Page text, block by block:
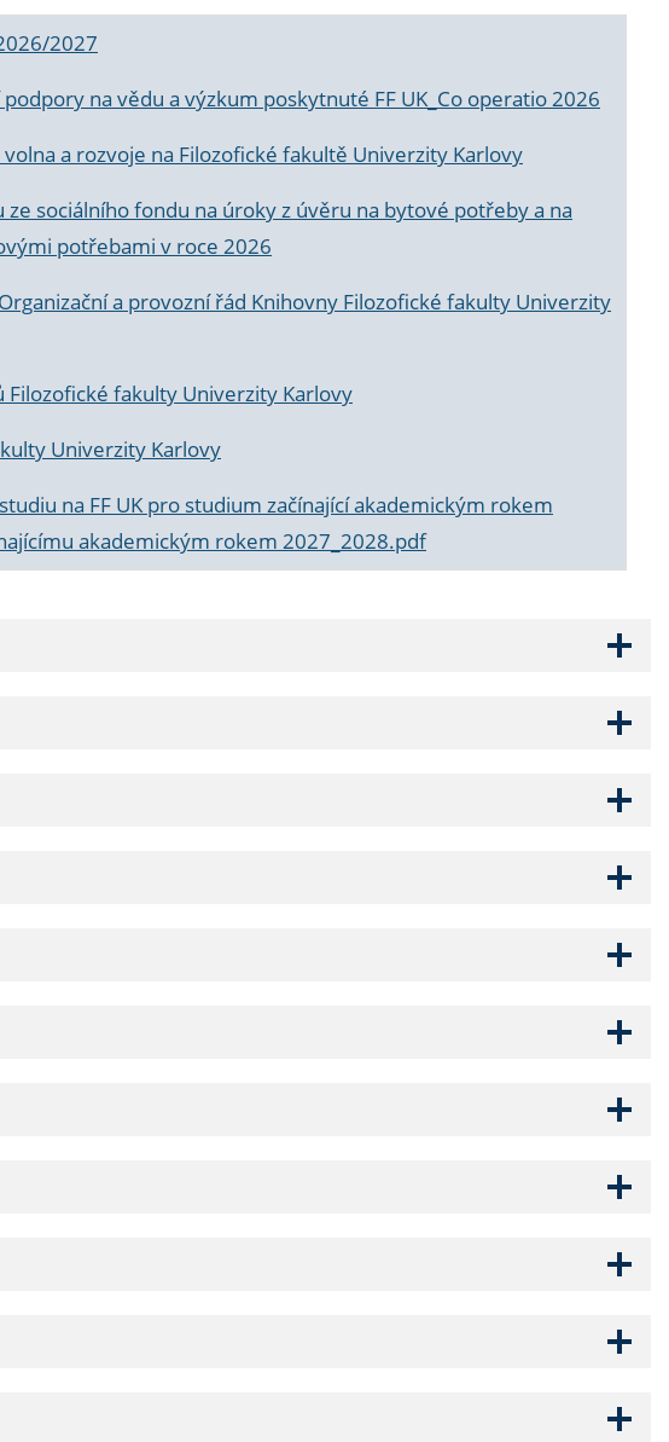
2027
na vědu a výzkum poskytnuté FF UK_Co operatio 2026
a rozvoje na Filozofické fakultě Univerzity Karlovy
sociálního fondu na úroky z úvěru na bytové potřeby a na
potřebami v roce 2026
a provozní řád Knihovny Filozofické fakulty Univerzity
fakulty Univerzity Karlovy
Univerzity Karlovy
na FF UK pro studium začínající akademickým rokem
akademickým rokem 2027_2028.pdf